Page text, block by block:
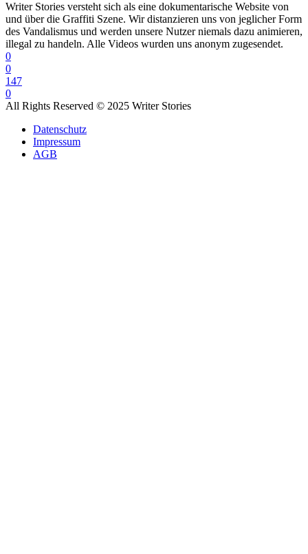
Writer Stories versteht sich als eine dokumentarische Website von
und über die Graffiti Szene. Wir distanzieren uns von jeglicher Form
des Vandalismus und werden unsere Nutzer niemals dazu animieren,
illegal zu handeln. Alle Videos wurden uns anonym zugesendet.
0
0
147
0
All Rights Reserved © 2025 Writer Stories
Datenschutz
Impressum
AGB